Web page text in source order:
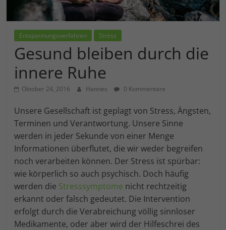
Entspannungsverfahren Stress
Gesund bleiben durch die
innere Ruhe
Oktober 24, 2016 Hannes 0 Kommentare
Unsere Gesellschaft ist geplagt von Stress, Ängsten,
Terminen und Verantwortung. Unsere Sinne
werden in jeder Sekunde von einer Menge
Informationen überflutet, die wir weder begreifen
noch verarbeiten können. Der Stress ist spürbar:
wie körperlich so auch psychisch. Doch häufig
werden die Stresssymptome nicht rechtzeitig
erkannt oder falsch gedeutet. Die Intervention
erfolgt durch die Verabreichung völlig sinnloser
Medikamente, oder aber wird der Hilfeschrei des
Einwilligung zu ganzen Kategorien geben
oder sich weitere Informationen anzeigen
lassen und so nur bestimmte Cookies
auswählen.
Alle akzeptieren Speichern
Essenziell (1)
Essenzielle Cookies ermöglichen grundlegende Funktionen
und sind für die einwandfreie Funktion der Website
erforderlich.
Cookie-Informationen anzeigen
Marketing (1) An
Marketing-Cookies werden von Drittanbietern oder
Publishern verwendet, um personalisierte Werbung
anzuzeigen. Sie tun dies, indem sie Besucher über
Websites hinweg verfolgen.
Cookie-Informationen anzeigen